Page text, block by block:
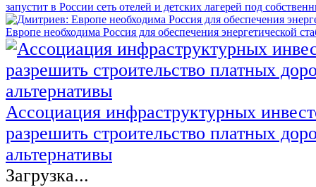
запустит в России сеть отелей и детских лагерей под
Европе необходима Россия для обеспечения энергетической
Ассоциация инфраструктурных
разрешить строительство платных
альтернативы
Загрузка...